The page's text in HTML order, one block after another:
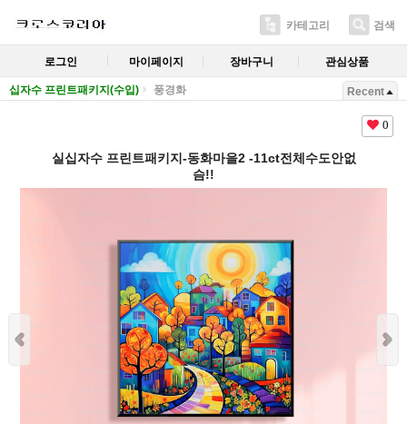
카테고리 검색
로그인 마이페이지 장바구니 관심상품
십자수 프린트패키지(수입) 풍경화 Recent
0
실십자수 프린트패키지-동화마을2 -11ct전체수도안없
슴!!